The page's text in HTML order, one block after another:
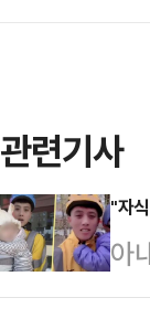
관련기사
"자
아
언